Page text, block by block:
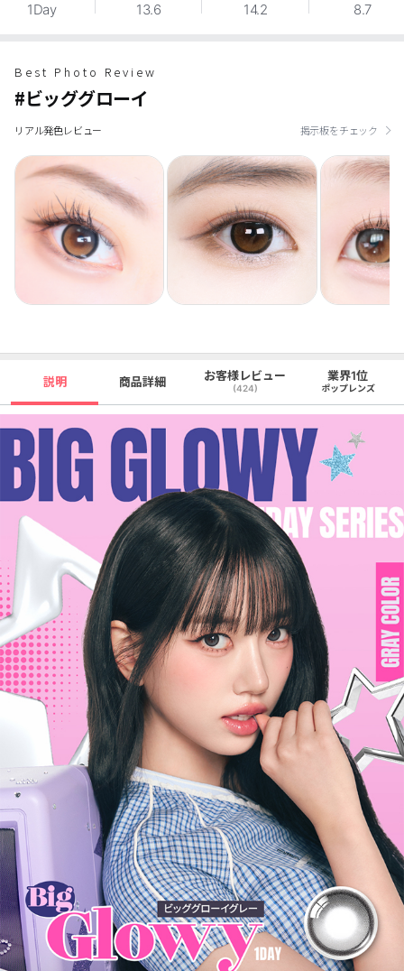
1Day 13.6 14.2 8.7
Best Photo Review
#ビッググローイ
リアル発色レビュー 掲示板をチェック
説明 商品詳細 お客様レビュー
(424)
業界1位
ポップレンズ